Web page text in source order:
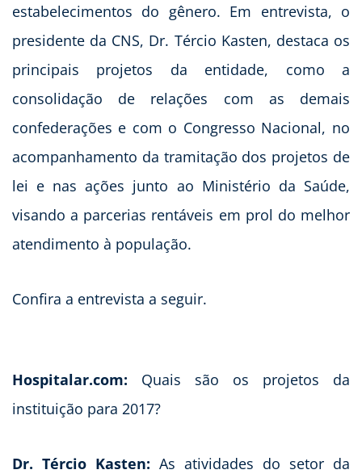
estabelecimentos do gênero. Em entrevista, o
presidente da CNS, Dr. Tércio Kasten, destaca os
principais projetos da entidade, como a
consolidação de relações com as demais
confederações e com o Congresso Nacional, no
acompanhamento da tramitação dos projetos de
lei e nas ações junto ao Ministério da Saúde,
visando a parcerias rentáveis em prol do melhor
atendimento à população.
Confira a entrevista a seguir.
Hospitalar.com: Quais são os projetos da
instituição para 2017?
Dr. Tércio Kasten: As atividades do setor da